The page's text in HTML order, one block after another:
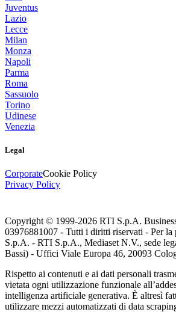
Juventus
Lazio
Lecce
Milan
Monza
Napoli
Parma
Roma
Sassuolo
Torino
Udinese
Venezia
Legal
CorporateCookie Policy
Privacy Policy
Copyright © 1999-2026 RTI S.p.A.
03976881007 - Tutti i diritti riservati - Per la
S.p.A. - RTI S.p.A., Mediaset N.V., sede
Bassi) - Uffici Viale Europa 46, 20093
Rispetto ai contenuti e ai dati personali
vietata ogni utilizzazione funzionale
intelligenza artificiale generativa. È altresì
utilizzare mezzi automatizzati di data